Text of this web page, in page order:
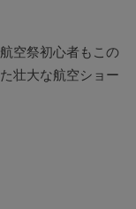
空祭初心者もこの
壮大な航空ショー